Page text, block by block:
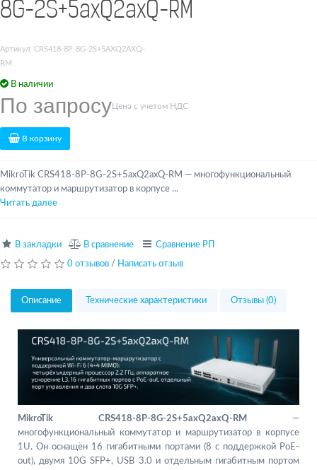
8G-2S+5axQ2axQ-RM
Артикул: CRS418-8P-8G-2S+5AXQ2AXQ-
RM
В наличии
По запросу Цена с учетом НДС
В корзину
MikroTik CRS418-8P-8G-2S+5axQ2axQ-RM — многофункциональный
коммутатор и маршрутизатор в корпусе ...
Читать далее
В закладки В сравнение Сравнение РП
0 отзывов / Написать отзыв
Описание Технические характеристики Отзывы (0)
MikroTik CRS418-8P-8G-2S+5axQ2axQ-RM
—
многофункциональный коммутатор и маршрутизатор в корпусе
1U. Он оснащён 16 гигабитными портами (8 с поддержкой PoE-
out), двумя 10G SFP+, USB 3.0 и отдельным гигабитным портом